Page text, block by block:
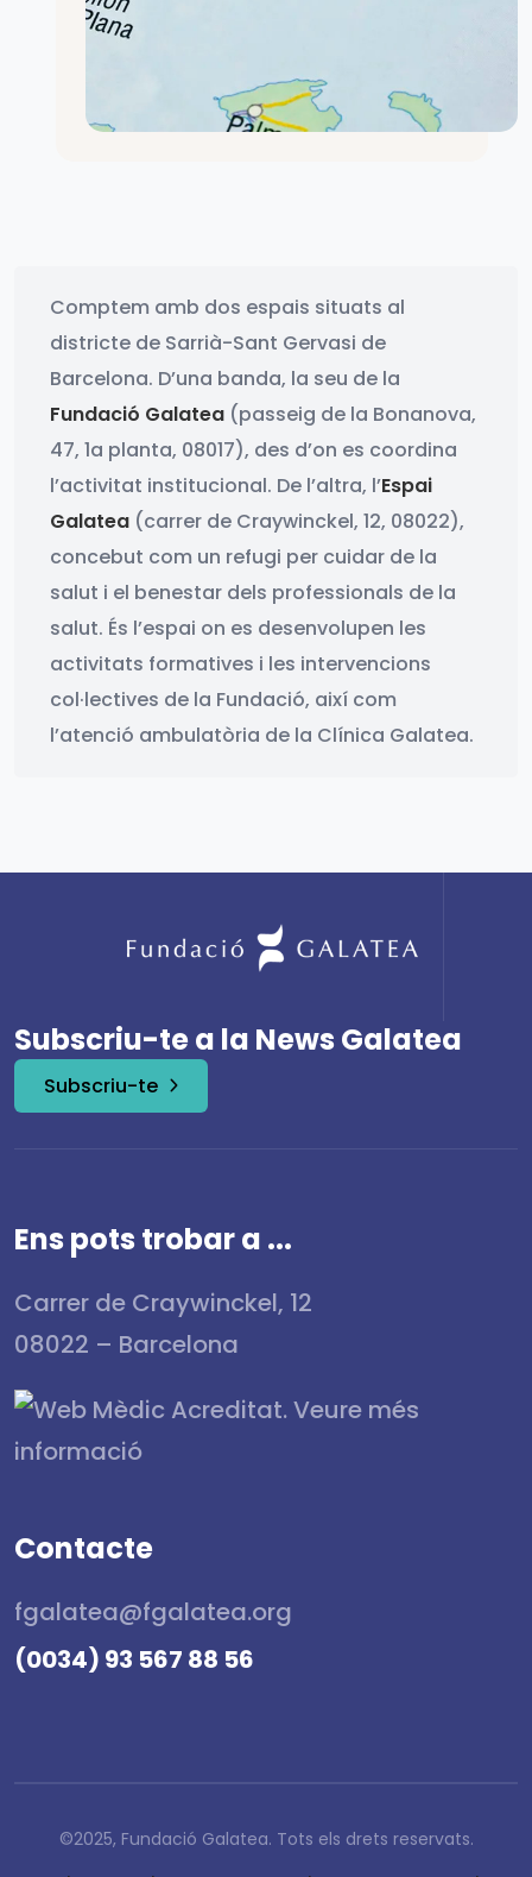
Comptem amb dos espais situats al
districte de Sarrià-Sant Gervasi de
Barcelona. D’una banda, la seu de la
Fundació Galatea (passeig de la Bonanova,
47, 1a planta, 08017), des d’on es coordina
l’activitat institucional. De l’altra, l’Espai
Galatea (carrer de Craywinckel, 12, 08022),
concebut com un refugi per cuidar de la
salut i el benestar dels professionals de la
salut. És l’espai on es desenvolupen les
activitats formatives i les intervencions
col·lectives de la Fundació, així com
l’atenció ambulatòria de la Clínica Galatea.
Subscriu-te a la News Galatea
Subscriu-te
Ens pots trobar a ...
Carrer de Craywinckel, 12
08022 – Barcelona
Contacte
fgalatea@fgalatea.org
(0034) 93 567 88 56
©2025, Fundació Galatea. Tots els drets reservats.